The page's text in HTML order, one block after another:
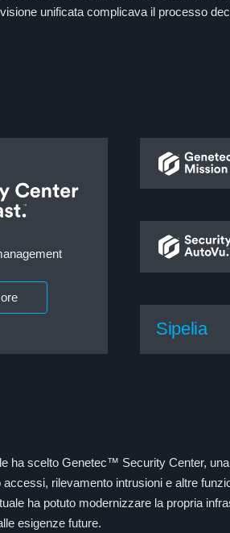
unificata complicava il processo
Sipelia
ha scelto Genetec™ Security Center,
rilevamento intrusioni e altre
ha potuto modernizzare la propria
esigenze future.